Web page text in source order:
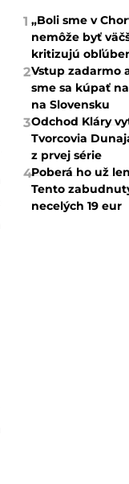
1 „Boli sme v
nemôže byť
kritizujú
2Vstup zadarmo
sme sa kúpať
na Slovensku
3Odchod Kláry
Tvorcovia
z prvej série
4Poberá ho už
Tento
necelých 19 eur